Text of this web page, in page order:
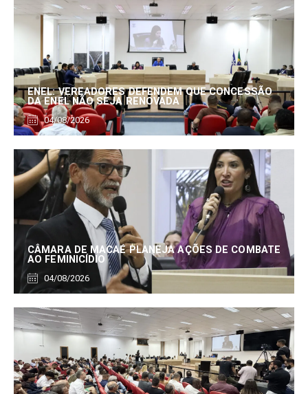
ENEL: VEREADORES DEFENDEM QUE CONCESSÃO
DA ENEL NÃO SEJA RENOVADA
04/08/2026
CÂMARA DE MACAÉ PLANEJA AÇÕES DE COMBATE
AO FEMINICÍDIO
04/08/2026